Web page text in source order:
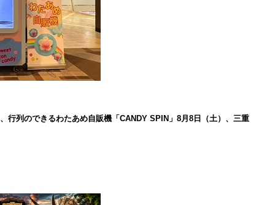
行列のできるわたあめ自販機「CANDY SPIN」8月8日（土）、三重